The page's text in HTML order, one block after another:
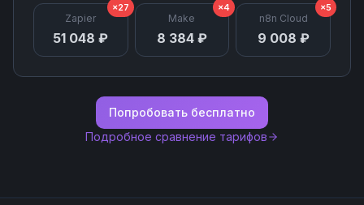
Zapier
51 048 ₽
×27
Make
8 384 ₽
×4
n8n Cloud
9 008 ₽
×5
Попробовать бесплатно
Подробное сравнение тарифов